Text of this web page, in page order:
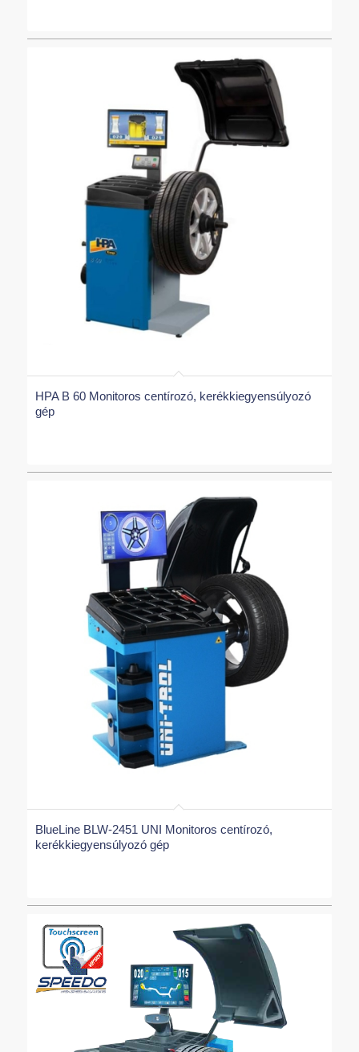
HPA B 60 Monitoros centírozó, kerékkiegyensúlyozó
gép
BlueLine BLW-2451 UNI Monitoros centírozó,
kerékkiegyensúlyozó gép